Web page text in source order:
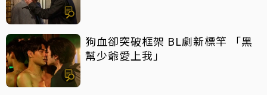
狗血卻突破框架 BL劇新標竿 「黑
幫少爺愛上我」